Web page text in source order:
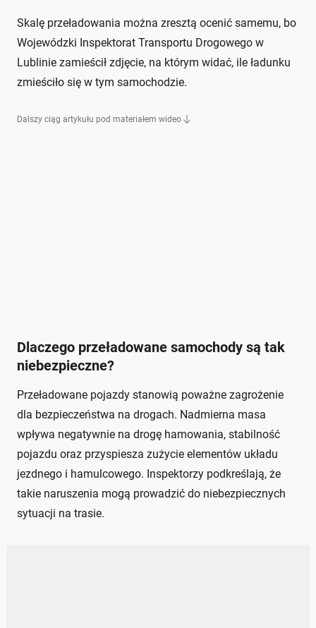
Skalę przeładowania można zresztą ocenić samemu, bo
Wojewódzki Inspektorat Transportu Drogowego w
Lublinie zamieścił zdjęcie, na którym widać, ile ładunku
zmieściło się w tym samochodzie.
Dalszy ciąg artykułu pod materiałem wideo
Dlaczego przeładowane samochody są tak
niebezpieczne?
Przeładowane pojazdy stanowią poważne zagrożenie
dla bezpieczeństwa na drogach. Nadmierna masa
wpływa negatywnie na drogę hamowania, stabilność
pojazdu oraz przyspiesza zużycie elementów układu
jezdnego i hamulcowego. Inspektorzy podkreślają, że
takie naruszenia mogą prowadzić do niebezpiecznych
sytuacji na trasie.